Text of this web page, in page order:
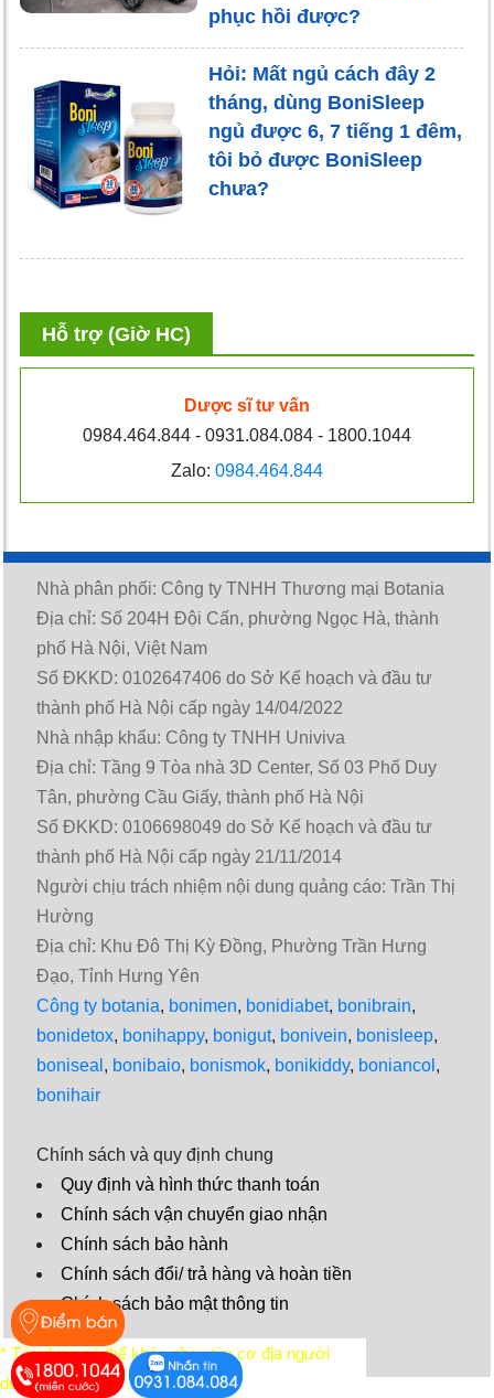
phục hồi được?
Hỏi: Mất ngủ cách đây 2
tháng, dùng BoniSleep
ngủ được 6, 7 tiếng 1 đêm,
tôi bỏ được BoniSleep
chưa?
Hỗ trợ (Giờ HC)
Dược sĩ tư vấn
0984.464.844 - 0931.084.084 - 1800.1044
Zalo: 0984.464.844
Nhà phân phối: Công ty TNHH Thương mại Botania
Địa chỉ: Số 204H Đội Cấn, phường Ngọc Hà, thành
phố Hà Nội, Việt Nam
Số ĐKKD: 0102647406 do Sở Kế hoạch và đầu tư
thành phố Hà Nội cấp ngày 14/04/2022
Nhà nhập khẩu: Công ty TNHH Univiva
Địa chỉ: Tầng 9 Tòa nhà 3D Center, Số 03 Phố Duy
Tân, phường Cầu Giấy, thành phố Hà Nội
Số ĐKKD: 0106698049 do Sở Kế hoạch và đầu tư
thành phố Hà Nội cấp ngày 21/11/2014
Người chịu trách nhiệm nội dung quảng cáo: Trần Thị
Hường
Địa chỉ: Khu Đô Thị Kỳ Đồng, Phường Trần Hưng
Đạo, Tỉnh Hưng Yên
Công ty botania, bonimen, bonidiabet, bonibrain,
bonidetox, bonihappy, bonigut, bonivein, bonisleep,
boniseal , bonibaio, bonismok, bonikiddy, boniancol ,
bonihair
Chính sách và quy định chung
Quy định và hình thức thanh toán
Chính sách vận chuyển giao nhận
Chính sách bảo hành
Chính sách đổi/ trả hàng và hoàn tiền
Chính sách bảo mật thông tin
Video
* Tác dụng có thể khác nhau tùy cơ địa người
dùng